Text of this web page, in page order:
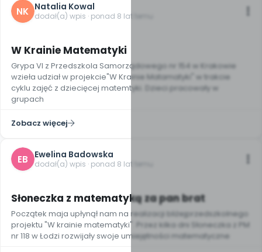
NK Natalia Kowal
dodał(a) wpis · ponad 8 lat temu
W Krainie Matematyki
Grypa VI z Przedszkola Samorządowego nr 154 w Krakowie
wzieła udział w projekcie"W Krainie Matamatyki" w trakcie
cyklu zajęć z dziecięcej matemtyki. Dzieci pracowały w
grupach
Zobacz więcej
EB Ewelina Badowska
dodał(a) wpis · ponad 8 lat temu
Słoneczka z matematyką za pan brat
Początek maja upłynął nam na realizacji bliżejprzedszkolnego
projektu "W krainie matematyki". Przez kilka dni Słoneczka z PM
nr 118 w Łodzi rozwijały swoje umiejętności matematyczne